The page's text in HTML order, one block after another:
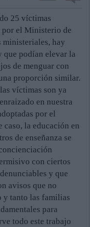
25 víctimas
por el Ministerio de
ministeriales, hay
que podían elevar la
de menguar con
proporción similar.
víctimas son ya
en nuestra
por el
caso, la educación en
de enseñanza se
con ciertos
y que
avisos que no
y tanto las familias
para
todo este trabajo